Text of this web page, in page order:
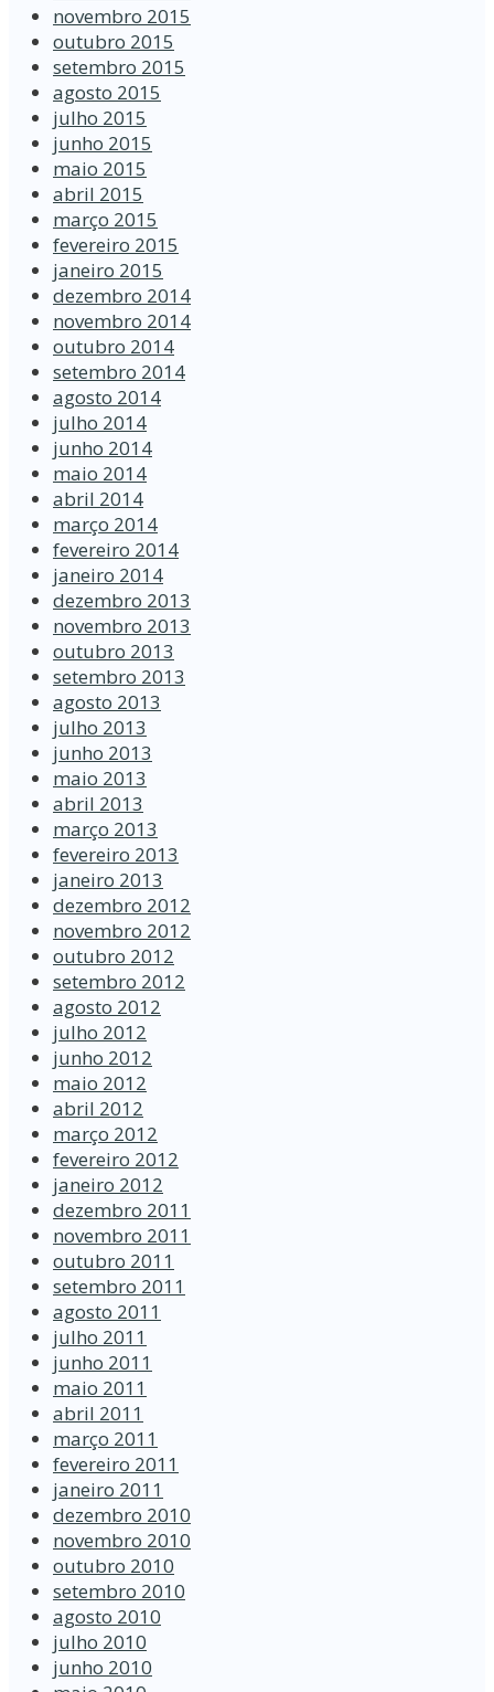
novembro 2015
outubro 2015
setembro 2015
agosto 2015
julho 2015
junho 2015
maio 2015
abril 2015
março 2015
fevereiro 2015
janeiro 2015
dezembro 2014
novembro 2014
outubro 2014
setembro 2014
agosto 2014
julho 2014
junho 2014
maio 2014
abril 2014
março 2014
fevereiro 2014
janeiro 2014
dezembro 2013
novembro 2013
outubro 2013
setembro 2013
agosto 2013
julho 2013
junho 2013
maio 2013
abril 2013
março 2013
fevereiro 2013
janeiro 2013
dezembro 2012
novembro 2012
outubro 2012
setembro 2012
agosto 2012
julho 2012
junho 2012
maio 2012
abril 2012
março 2012
fevereiro 2012
janeiro 2012
dezembro 2011
novembro 2011
outubro 2011
setembro 2011
agosto 2011
julho 2011
junho 2011
maio 2011
abril 2011
março 2011
fevereiro 2011
janeiro 2011
dezembro 2010
novembro 2010
outubro 2010
setembro 2010
agosto 2010
julho 2010
junho 2010